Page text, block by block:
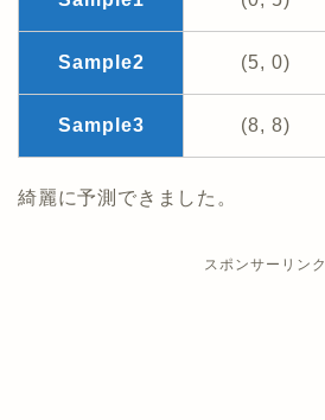
Sample2 (5, 0)
Sample3 (8, 8)
綺麗に予測できました。
スポンサーリンク